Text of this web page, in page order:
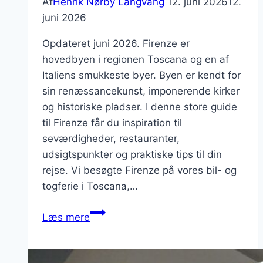
juni 2026
Opdateret juni 2026. Firenze er
hovedbyen i regionen Toscana og en af
Italiens smukkeste byer. Byen er kendt for
sin renæssancekunst, imponerende kirker
og historiske pladser. I denne store guide
til Firenze får du inspiration til
seværdigheder, restauranter,
udsigtspunkter og praktiske tips til din
rejse. Vi besøgte Firenze på vores bil- og
togferie i Toscana,…
Læs mereFirenze,